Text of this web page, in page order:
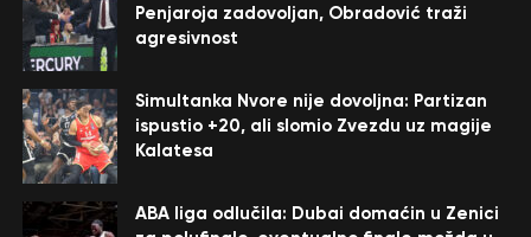
Penjaroja zadovoljan, Obradović traži
agresivnost
Simultanka Nvore nije dovoljna: Partizan
ispustio +20, ali slomio Zvezdu uz magije
Kalatesa
ABA liga odlučila: Dubai domaćin u Zenici